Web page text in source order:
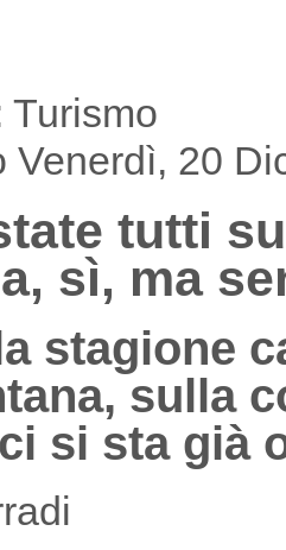
Turismo
Venerdì, 20
tutti
sì, ma
stagione
sulla
si sta già